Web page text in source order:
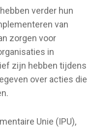
verder hun
van
zorgen voor
in
zijn hebben tijdens
over acties die
Unie (IPU),